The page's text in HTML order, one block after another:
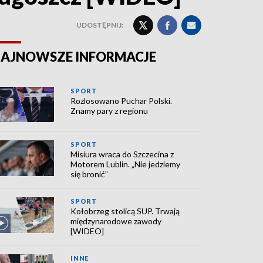
UDOSTĘPNIJ:
INFORMACJE
SPORT
Rozlosowano Puchar Polski.
Znamy pary z regionu
SPORT
Misiura wraca do Szczecina z
Motorem Lublin. „Nie jedziemy
się bronić”
SPORT
Kołobrzeg stolicą SUP. Trwają
międzynarodowe zawody
[WIDEO]
INNE